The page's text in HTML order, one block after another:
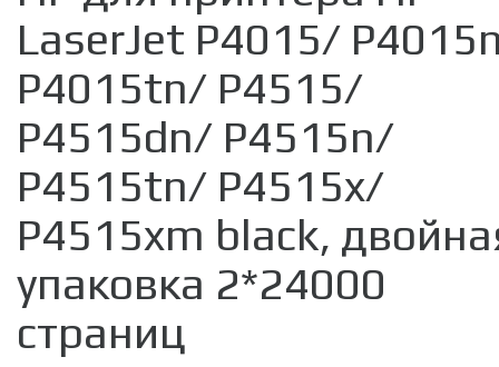
LaserJet P4015/
P4015tn/ P4515/
P4515dn/ P4515n/
P4515tn/ P4515x/
P4515xm black,
упаковка 2*24000
страниц